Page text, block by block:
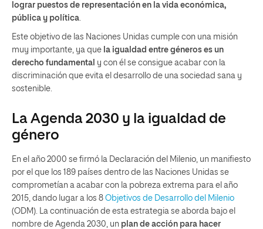
lograr puestos de representación en la vida económica,
pública y política
Este objetivo de las Naciones Unidas cumple con una misión
muy importante, ya que la igualdad entre géneros es un
derecho fundamental y con él se consigue acabar con la
discriminación que evita el desarrollo de una sociedad sana y
sostenible.
La Agenda 2030 y la igualdad de
género
En el año 2000 se firmó la Declaración del Milenio, un manifiesto
por el que los 189 países dentro de las Naciones Unidas se
comprometían a acabar con la pobreza extrema para el año
2015, dando lugar a los 8 Objetivos de Desarrollo del Milenio
(ODM). La continuación de esta estrategia se aborda bajo el
nombre de Agenda 2030, un plan de acción para hacer